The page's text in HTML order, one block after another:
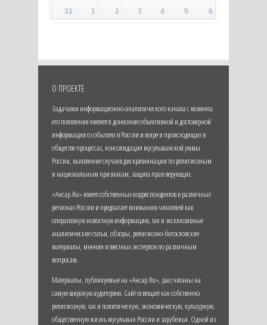
31
1 2 3 4 5 6
О ПРОЕКТЕ
Задачами информационно-аналитического канала с момента
его появления является донесение объективной и достоверной
информации о событиях в России и мире и происходящих в
обществе процессах, консолидация мусульманской уммы
России, выявление случаев дискриминации по религиозным
и национальным признакам, защита прав верующих.
«Ансар.Ru» имеет собственных корреспондентов в различных
регионах России и предлагает вниманию читателей как
оперативную новостную информацию, так и эксклюзивные
аналитические статьи, обзоры, религиозно-богословские
материалы, мнения известных экспертов по различным
вопросам.
Материалы, публикуемые на «Ансар.Ru», рассчитаны на
самую широкую аудиторию. Сайт освещает как собственно
религиозную, так и политическую, экономическую, культурную,
общественную жизнь мусульман России и зарубежья. Одной из